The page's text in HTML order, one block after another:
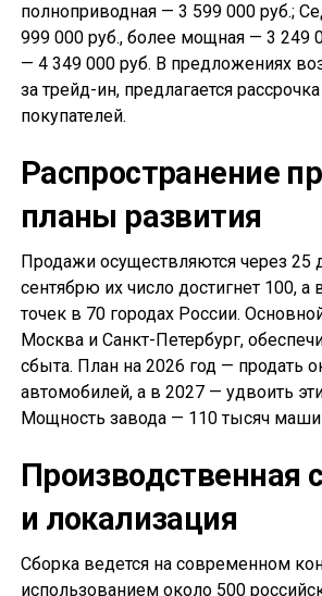
полноприводная — 3 599 000 руб.;
999 000 руб., более мощная — 3 249
— 4 349 000 руб. В предложениях
за трейд-ин, предлагается
покупателей.
Распространение
планы развития
Продажи осуществляются через 25
сентябрю их число достигнет 100, а
точек в 70 городах России.
Москва и Санкт-Петербург,
сбыта. План на 2026 год — продать
автомобилей, а в 2027 — удвоить
Мощность завода — 110 тысяч
Производственная
и локализация
Сборка ведется на современном
использованием около 500